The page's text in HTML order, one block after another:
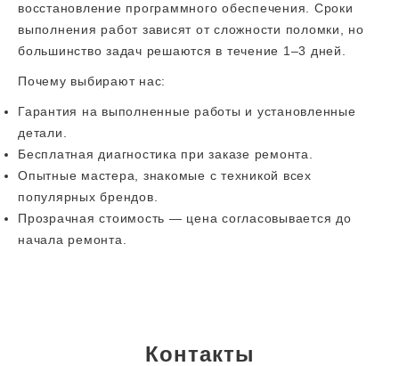
восстановление программного обеспечения. Сроки
выполнения работ зависят от сложности поломки, но
большинство задач решаются в течение 1–3 дней.
Почему выбирают нас:
Гарантия на выполненные работы и установленные
детали.
Бесплатная диагностика при заказе ремонта.
Опытные мастера, знакомые с техникой всех
популярных брендов.
Прозрачная стоимость — цена согласовывается до
начала ремонта.
Контакты